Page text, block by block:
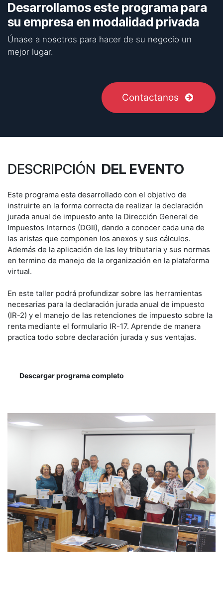
Desarrollamos este programa para
su empresa en modalidad privada
Únase a nosotros para hacer de su negocio un
mejor lugar.
Contactanos
DESCRIPCIÓN DEL EVENTO
Este programa esta desarrollado con el objetivo de
instruirte en la forma correcta de realizar la declaración
jurada anual de impuesto ante la Dirección General de
Impuestos Internos (DGII), dando a conocer cada una de
las aristas que componen los anexos y sus cálculos.
Además de la aplicación de las ley tributaria y sus normas
en termino de manejo de la organización en la plataforma
virtual.
En este taller podrá profundizar sobre las herramientas
necesarias para la declaración jurada anual de impuesto
(IR-2) y el manejo de las retenciones de impuesto sobre la
renta mediante el formulario IR-17. Aprende de manera
practica todo sobre declaración jurada y sus ventajas.
Descargar programa completo